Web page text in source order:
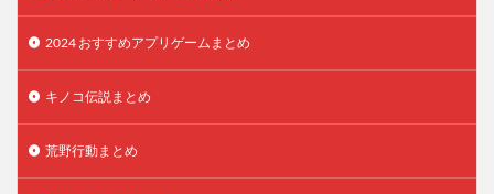
2024 おすすめアプリゲームまとめ
キノコ伝説まとめ
荒野行動まとめ